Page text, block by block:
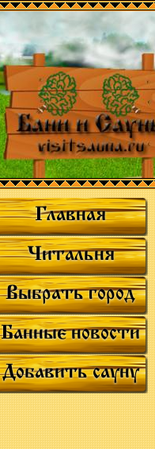
Главная
Читальня
Выбрать город
Банные новости
Добавить сауну